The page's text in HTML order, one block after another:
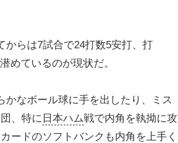
らは7試合で24打数5安打、打
めているのが現状だ。
かなボール球に手を出したり、ミス
、特に 日本ハム戦で内角を執拗に攻
ードのソフトバンクも内角を上手く